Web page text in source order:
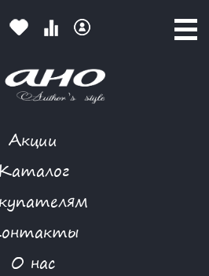
Акции
Каталог
О нас
ТОП